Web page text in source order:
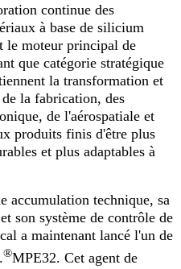
continue des
à base de silicium
le moteur principal de
que catégorie stratégique
la transformation et
la fabrication, des
de l'aérospatiale et
produits finis d'être plus
et plus adaptables à
accumulation technique, sa
son système de contrôle de
a maintenant lancé l'un de
®MPE32. Cet agent de